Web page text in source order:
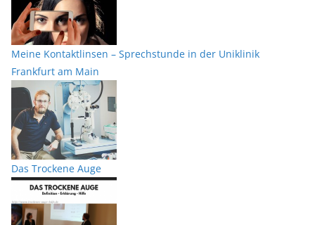
Meine Kontaktlinsen – Sprechstunde in der Uniklinik
Frankfurt am Main
Das Trockene Auge